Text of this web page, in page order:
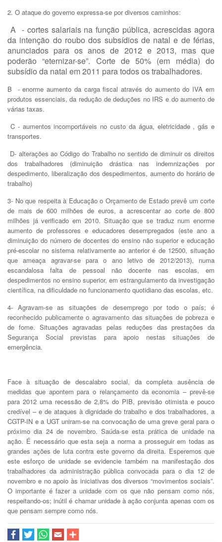
2. O ataque do governo expressa-se por diversos caminhos:
A - cortes salariais na função pública, acrescidas agora
da intenção do roubo dos subsídios de natal e de férias,
anunciados para os anos de 2012 e 2013, mas que
poderão “eternizar-se”. Corte de 50% (em média) do
subsídio da natal em 2011 para todos os trabalhadores.
B - enorme aumento da carga fiscal através do aumento do IVA em
produtos essenciais, da redução de deduções no IRS e do aumento de
várias taxas.
C - aumentos incomportáveis no custo da água, eletricidade , gás e
transportes.
D- alterações ao Código do Trabalho no sentido de diminuir os direitos
dos trabalhadores (diminuição drástica nas indemnizações por
despedimento, liberalização dos despedimentos, aumento do horário de
trabalho)
3- No que respeita à Educação o Orçamento de Estado prevê um corte
de mais de 600 milhões de euros, a acrescentar ao corte de 800
milhões já verificado em 2010. Situação que se traduz num enorme
aumento de professores e educadores desempregados (este ano a
diminuição do número de docentes do ensino não superior e educação
pré-escolar no sistema relativamente ao anterior é de 12500, situação
que ameaça agravar-se para o ano letivo de 2012/2013), numa
escandalosa falta de pessoal não docente nas escolas, em
despedimentos no ensino superior, em estrangulamento da investigação
científica, na dificuldade no funcionamento quotidiano das escolas, etc.
4- Agravam-se as situações de desemprego por todo o país; é
reconhecido publicamente o agravamento das situações de pobreza e
de fome. Situações agravadas pelas reduções das prestações da
Segurança Social previstas para apoio nestas situações de
emergência.
Face à situação de descalabro social, da completa ausência de
medidas que apontem para o relançamento da economia – prevê-se
para 2012 uma recessão de 2,8% do PIB, previsão otimista e pouco
credível – e de ataques à dignidade do trabalho e dos trabalhadores, a
CGTP-IN e a UGT uniram-se na convocação de uma greve geral para o
próximo dia 24 de novembro. Saúda-se esta prática de unidade na
ação. É necessário que esta seja a norma a prosseguir em todas as
grandes ações de luta contra este governo da direita. Esperemos que
este esforço de unidade se evidencie também na manifestação dos
trabalhadores da administração pública convocada para o dia 12 de
novembro e no apoio às iniciativas dos diversos “movimentos sociais”.
O importante é fazer a unidade com os que não pensam como nós,
respeitando-os; inútil é chamar unidade à ação conjunta apenas com os
que pensam sempre como nós.